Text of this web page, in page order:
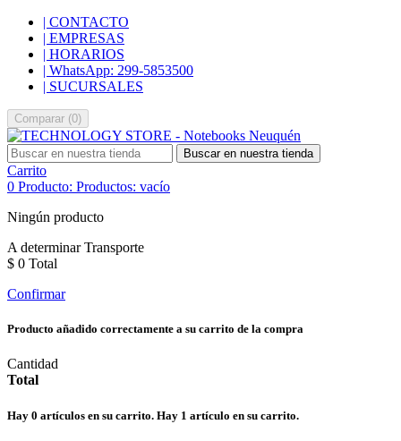
| CONTACTO
| EMPRESAS
| HORARIOS
| WhatsApp: 299-5853500
| SUCURSALES
Comparar (0)
Buscar en nuestra tienda
Carrito
0 Producto: Productos: vacío
Ningún producto
A determinarTransporte
$ 0 Total
Confirmar
Producto añadido correctamente a su carrito de la compra
Cantidad
Total
Hay 0 artículos en su carrito. Hay 1 artículo en su carrito.